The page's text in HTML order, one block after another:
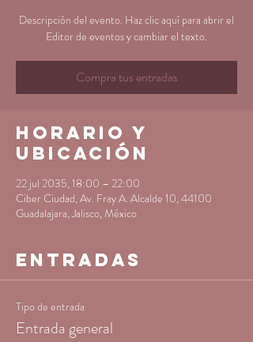
Descripción del evento. Haz clic aquí para abrir el
Editor de eventos y cambiar el texto.
Compra tus entradas
Horario y
ubicación
22 jul 2035, 18:00 – 22:00
Ciber Ciudad, Av. Fray A. Alcalde 10, 44100
Guadalajara, Jalisco, México
Entradas
Tipo de entrada
Entrada general